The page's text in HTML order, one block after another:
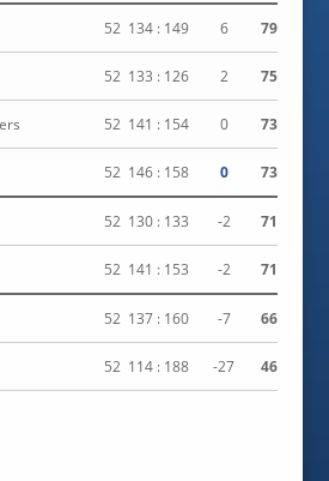
52 134 : 149 6 79
52 133 : 126 2 75
52 141 : 154 0 73
52 146 : 158 0 73
52 130 : 133 -2 71
52 141 : 153 -2 71
52 137 : 160 -7 66
52 114 : 188 -27 46